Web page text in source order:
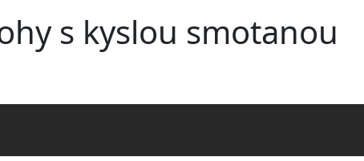
s kyslou smotanou